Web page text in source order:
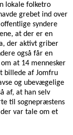
lokale folketro
grebet ind over
syndere
at der er en
der aktivt griber
også får en
at 14 mennesker
billede af Jomfru
og ubevægelige
af, at han selv
til sognepræstens
var tale om et